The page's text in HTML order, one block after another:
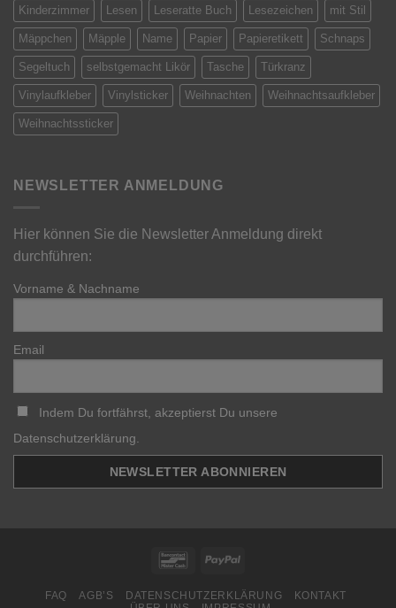
Kinderzimmer Lesen Leseratte Buch Lesezeichen mit Stil
Mäppchen Mäpple Name Papier Papieretikett Schnaps
Segeltuch selbstgemacht Likör Tasche Türkranz
Vinylaufkleber Vinylsticker Weihnachten Weihnachtsaufkleber
Weihnachtssticker
NEWSLETTER ANMELDUNG
Hier können Sie die Newsletter Anmeldung direkt
durchführen:
Vorname & Nachname
Email
Indem Du fortfährst, akzeptierst Du unsere
Datenschutzerklärung.
BancontactPayPal
FAQ AGB’S DATENSCHUTZERKLÄRUNG
KONTAKT